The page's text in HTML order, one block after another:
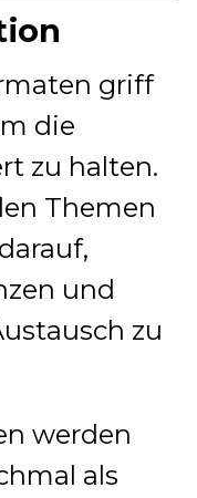
griff
die
zu halten.
Themen
und
zu
werden
als